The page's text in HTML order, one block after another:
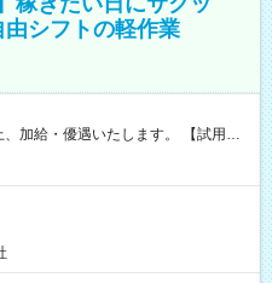
シフトの軽作業
・優遇いたします。 【試用期